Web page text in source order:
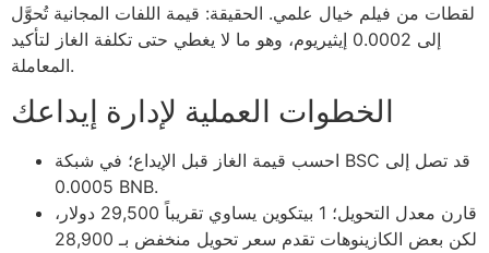
لقطات من فيلم خيال علمي. الحقيقة: قيمة اللفات المجانية تُحوَّل
إلى 0.0002 إيثيريوم، وهو ما لا يغطي حتى تكلفة الغاز لتأكيد
المعاملة.
الخطوات العملية لإدارة إيداعك
احسب قيمة الغاز قبل الإيداع؛ في شبكة BSC قد تصل إلى
0.0005 BNB.
قارن معدل التحويل؛ 1 بيتكوين يساوي تقريباً 29,500 دولار،
لكن بعض الكازينوهات تقدم سعر تحويل منخفض بـ 28,900